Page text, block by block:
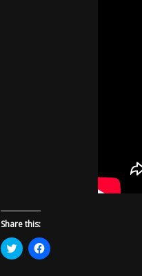
Share this:
H
a
H
a